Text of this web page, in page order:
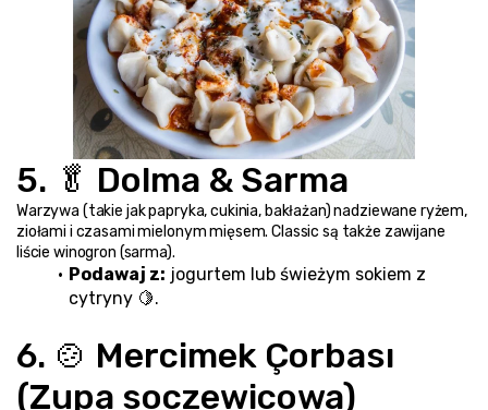
5. 🥬 Dolma & Sarma
Warzywa (takie jak papryka, cukinia, bakłażan) nadziewane ryżem,
ziołami i czasami mielonym mięsem. Classic są także zawijane
liście winogron (sarma).
Podawaj z: jogurtem lub świeżym sokiem z
cytryny 🍋.
6. 🍲 Mercimek Çorbası
(Zupa soczewicowa)